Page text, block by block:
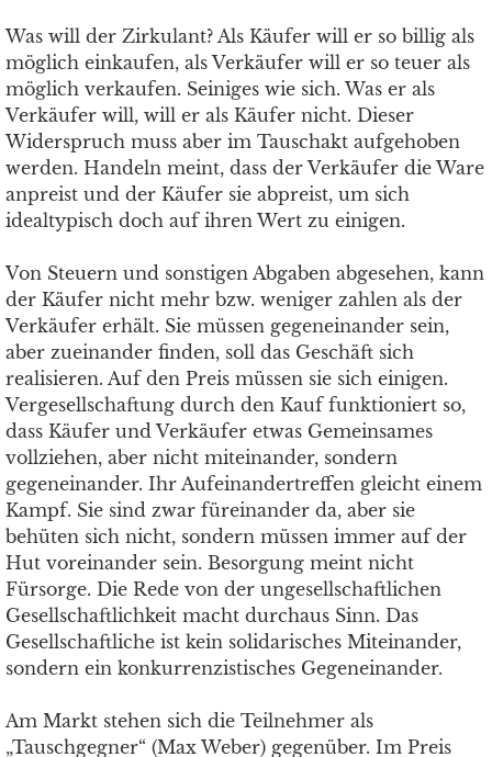
Was will der Zirkulant? Als Käufer will er so billig als
möglich einkaufen, als Verkäufer will er so teuer als
möglich verkaufen. Seiniges wie sich. Was er als
Verkäufer will, will er als Käufer nicht. Dieser
Widerspruch muss aber im Tauschakt aufgehoben
werden. Handeln meint, dass der Verkäufer die Ware
anpreist und der Käufer sie abpreist, um sich
idealtypisch doch auf ihren Wert zu einigen.
Von Steuern und sonstigen Abgaben abgesehen, kann
der Käufer nicht mehr bzw. weniger zahlen als der
Verkäufer erhält. Sie müssen gegeneinander sein,
aber zueinander finden, soll das Geschäft sich
realisieren. Auf den Preis müssen sie sich einigen.
Vergesellschaftung durch den Kauf funktioniert so,
dass Käufer und Verkäufer etwas Gemeinsames
vollziehen, aber nicht miteinander, sondern
gegeneinander. Ihr Aufeinandertreffen gleicht einem
Kampf. Sie sind zwar füreinander da, aber sie
behüten sich nicht, sondern müssen immer auf der
Hut voreinander sein. Besorgung meint nicht
Fürsorge. Die Rede von der ungesellschaftlichen
Gesellschaftlichkeit macht durchaus Sinn. Das
Gesellschaftliche ist kein solidarisches Miteinander,
sondern ein konkurrenzistisches Gegeneinander.
Am Markt stehen sich die Teilnehmer als
„Tauschgegner“ (Max Weber) gegenüber. Im Preis